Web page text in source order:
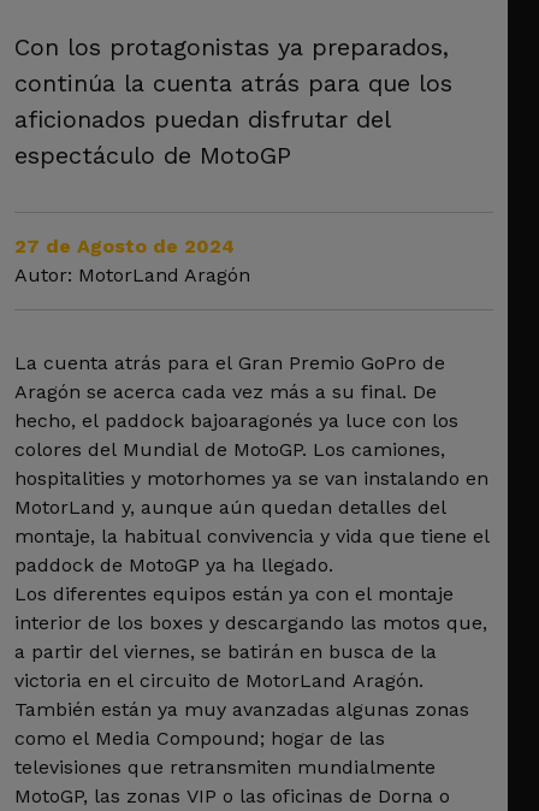
Con los protagonistas ya preparados,
continúa la cuenta atrás para que los
aficionados puedan disfrutar del
espectáculo de MotoGP
27 de Agosto de 2024
Autor: MotorLand Aragón
La cuenta atrás para el Gran Premio GoPro de
Aragón se acerca cada vez más a su final. De
hecho, el paddock bajoaragonés ya luce con los
colores del Mundial de MotoGP. Los camiones,
hospitalities y motorhomes ya se van instalando en
MotorLand y, aunque aún quedan detalles del
montaje, la habitual convivencia y vida que tiene el
paddock de MotoGP ya ha llegado.
Los diferentes equipos están ya con el montaje
interior de los boxes y descargando las motos que,
a partir del viernes, se batirán en busca de la
victoria en el circuito de MotorLand Aragón.
También están ya muy avanzadas algunas zonas
como el Media Compound; hogar de las
televisiones que retransmiten mundialmente
MotoGP, las zonas VIP o las oficinas de Dorna o